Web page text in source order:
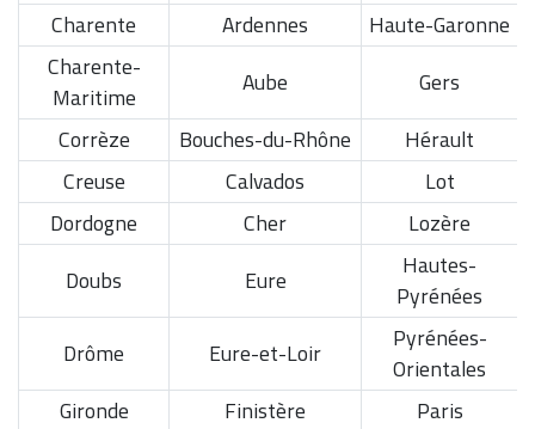
Charente
Ardennes
Haute-Garonne
Charente-
Maritime
Aube
Gers
Corrèze
Bouches-du-Rhône
Hérault
Creuse
Calvados
Lot
Dordogne
Cher
Lozère
Doubs
Eure
Hautes-
Pyrénées
Drôme
Eure-et-Loir
Pyrénées-
Orientales
Gironde
Finistère
Paris